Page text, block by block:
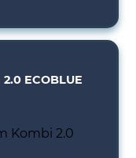
ECOBLUE